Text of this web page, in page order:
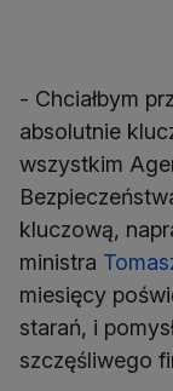
- Chciałbym
absolutnie
wszystkim
kluczową,
ministra
miesięcy
starań, i
szczęśliwego